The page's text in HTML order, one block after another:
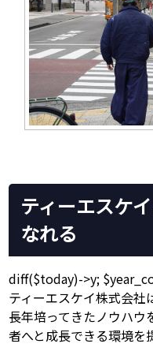
ティーエスケ
なれる
diff($today)->y;
ティーエスケイ株式会社
長年培ってきたノウハウ
者へと成長できる環境を